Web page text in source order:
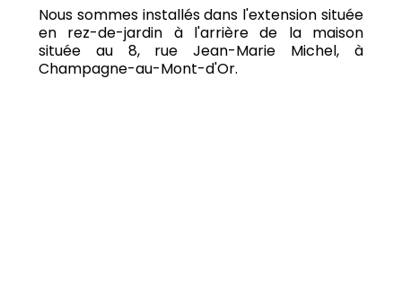
Nous sommes installés dans l'extension située
en rez-de-jardin à l'arrière de la maison
située au 8, rue Jean-Marie Michel, à
Champagne-au-Mont-d'Or.